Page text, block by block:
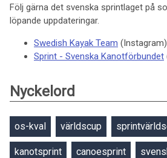
Följ gärna det svenska sprintlaget på
löpande uppdateringar.
Swedish Kayak Team (Instagram)
Sprint - Svenska Kanotförbundet
Nyckelord
os-kval världscup
kanotsprint canoesprint